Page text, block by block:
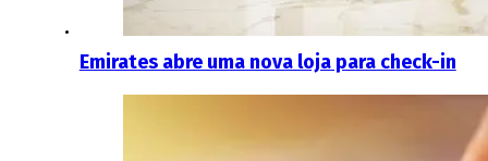
Emirates abre uma nova loja para check-in